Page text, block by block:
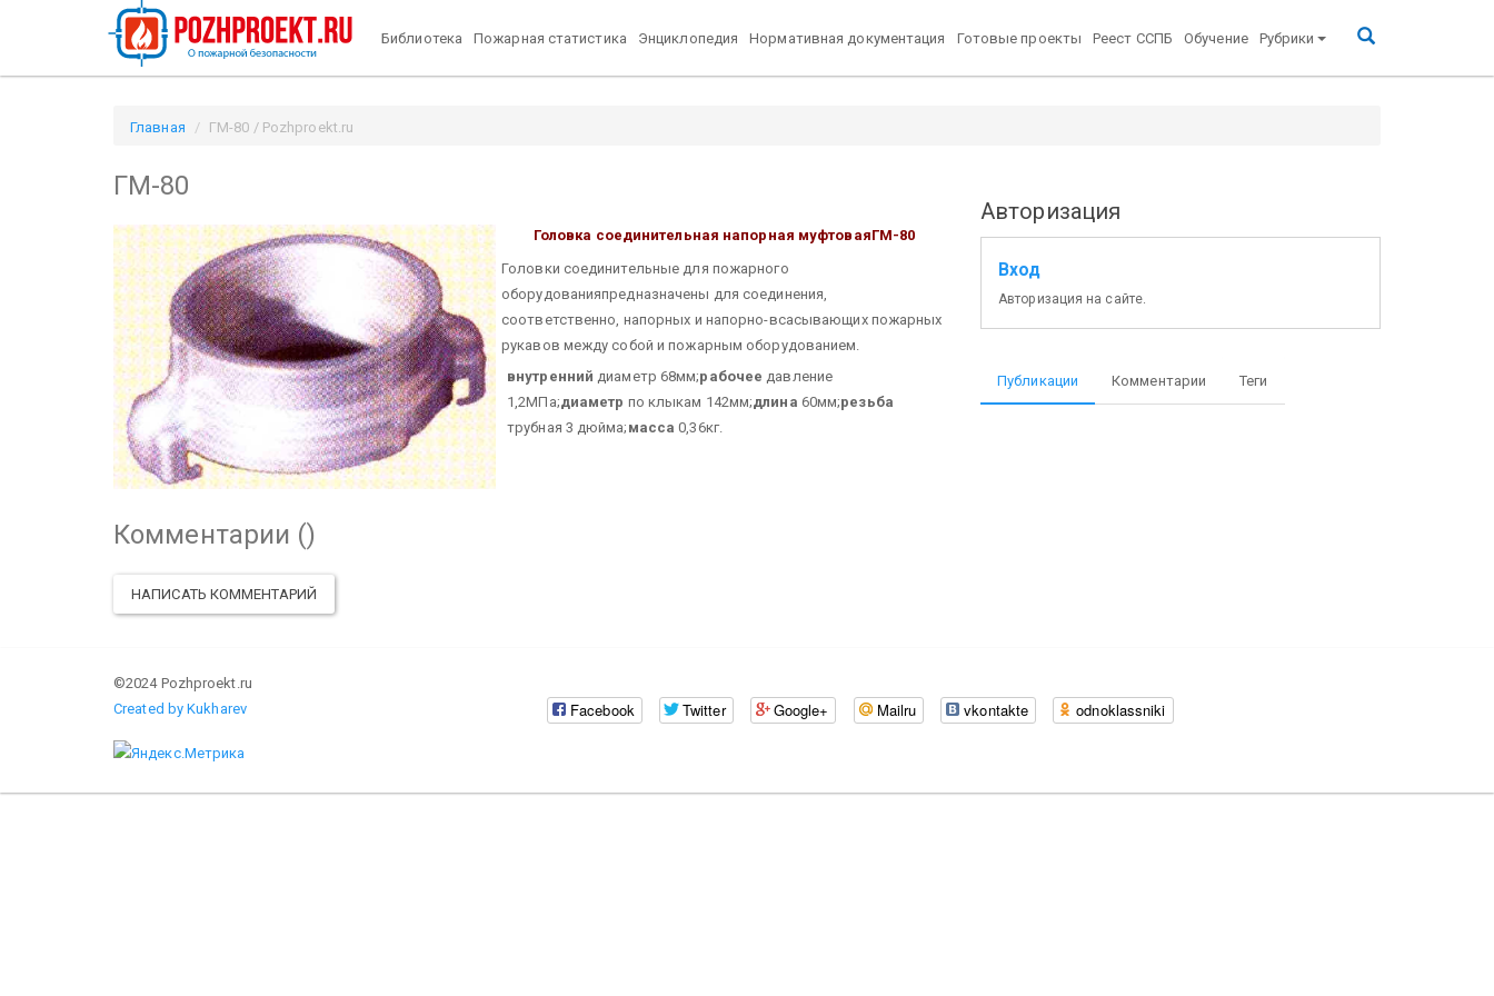
Библиотека Пожарная статистика Энциклопедия Нормативная документация Готовые проекты Реест ССПБ Обучение Рубрики
Главная ГМ-80 / Pozhproekt.ru
ГМ-80
Головка соединительная напорная муфтоваяГМ-80
Головки соединительные для пожарного
оборудованияпредназначены для соединения,
соответственно, напорных и напорно-всасывающих пожарных
рукавов между собой и пожарным оборудованием.
внутренний диаметр 68мм;рабочее давление
1,2МПа;диаметр по клыкам 142мм;длина 60мм;резьба
трубная 3 дюйма; масса 0,36кг.
Комментарии ()
НАПИСАТЬ КОММЕНТАРИЙ
Авторизация
Вход
Авторизация на сайте.
Публикации Комментарии Теги
©2024 Pozhproekt.ru
Created by Kukharev
Facebook Twitter Google+ Mailru vkontakte odnoklassniki